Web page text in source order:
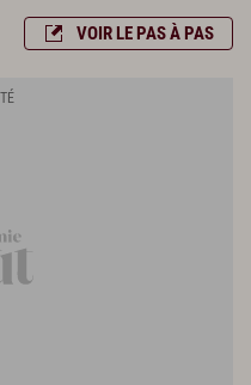
VOIR LE PAS À PAS